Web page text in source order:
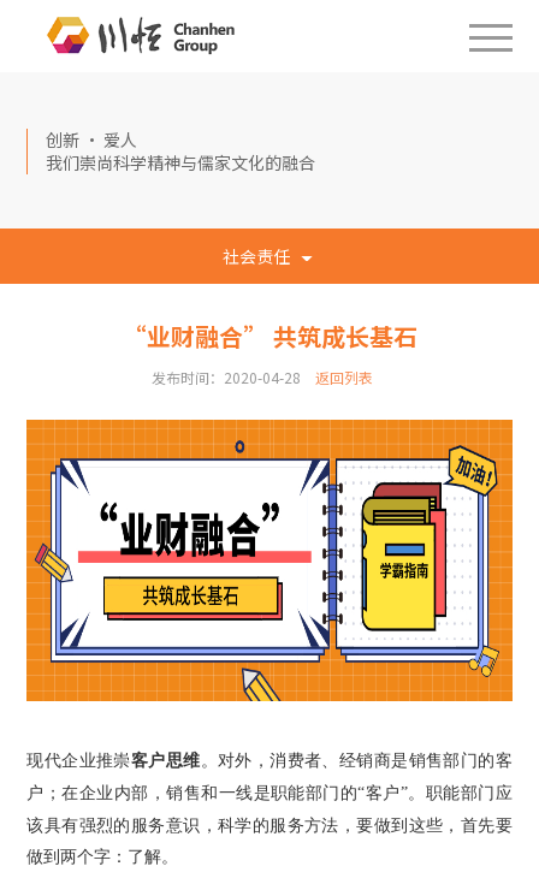
创新 · 爱人
我们崇尚科学精神与儒家文化的融合
社会责任
“业财融合” 共筑成长基石
发布时间：2020-04-28 返回列表
现代企业推崇客户思维。对外，消费者、经销商是销售部门的客
户；在企业内部，销售和一线是职能部门的“客户”。职能部门应
该具有强烈的服务意识，科学的服务方法，要做到这些，首先要
做到两个字：了解。